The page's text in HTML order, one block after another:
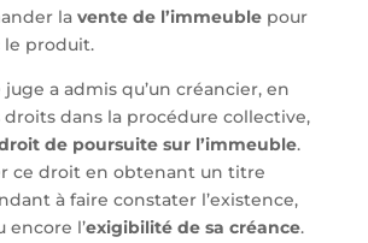
la vente de l’immeublepour
le produit.
juge a admis qu’un créancier, en
droits dans la procédure collective,
de poursuite sur l’immeuble.
ce droit en obtenant un titre
à faire constater l’existence,
encore l’exigibilité de sa créance.